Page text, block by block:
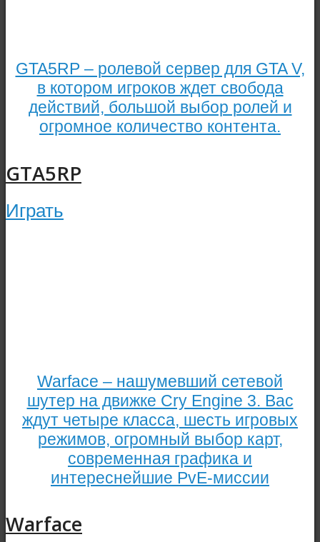
GTA5RP – ролевой сервер для GTA V,
в котором игроков ждет свобода
действий, большой выбор ролей и
огромное количество контента.
GTA5RP
Играть
Warface – нашумевший сетевой
шутер на движке Cry Engine 3. Вас
ждут четыре класса, шесть игровых
режимов, огромный выбор карт,
современная графика и
интереснейшие PvE-миссии
Warface